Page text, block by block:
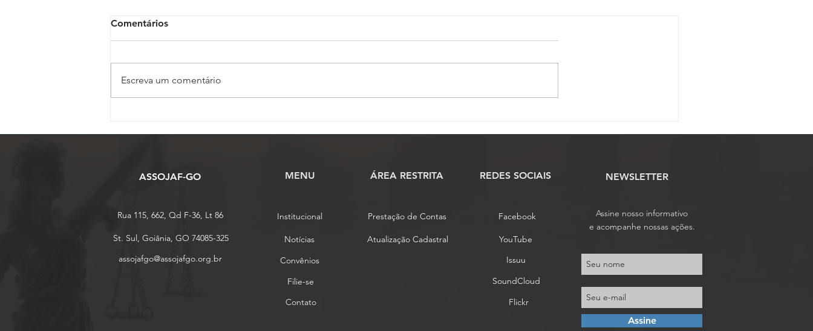
anos de uma trajetória
GO aprova contas da
Assembleia Geral Ordinária
Comentários
Escreva um comentário
ASSOJAF-GO MENU ​ÁREA RESTRITA REDES SOCIAIS NEWSLETTER
Rua 115, 662, Qd F-36, Lt 86
St. Sul, Goiânia, GO 74085-325
assojafgo@assojafgo.org.br
Institucional
Notícias
Prestação de Contas
Atualização Cadastral
Convênios
Filie-se
Contato
Facebook
YouTube
Issuu
SoundCloud
Flickr
Assine
Assine nosso informativo
e acompanhe nossas ações.